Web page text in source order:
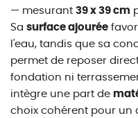
— mesurant 39 x 39 cm
Sa surface ajourée
l'eau, tandis que sa
permet de reposer
fondation ni
intègre une part de
choix cohérent pour un